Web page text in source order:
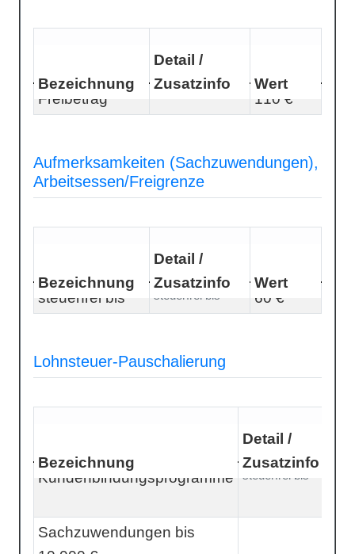
Bezeichnung
Detail /
Zusatzinfo
Wert
Freibetrag
110 €
Aufmerksamkeiten (Sachzuwendungen),
Arbeitsessen/Freigrenze
Bezeichnung
Detail /
Zusatzinfo
Wert
steuerfrei bis
steuerfrei bis 60 €
Lohnsteuer-Pauschalierung
Bezeichnung
Detail /
Zusatzinfo
Kundenbindungsprogramme
steuerfrei bis
Sachzuwendungen bis